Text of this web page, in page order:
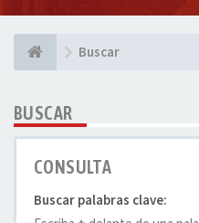
Buscar
BUSCAR
CONSULTA
Buscar palabras clave: